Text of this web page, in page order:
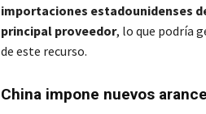
importaciones estadounidenses
principal proveedor, lo que podría
de este recurso.
China impone nuevos